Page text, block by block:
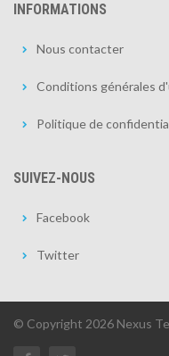
INFORMATIONS
Nous contacter
Conditions générales
Politique de
SUIVEZ-NOUS
Facebook
Twitter
© Copyright 2026 Nexus